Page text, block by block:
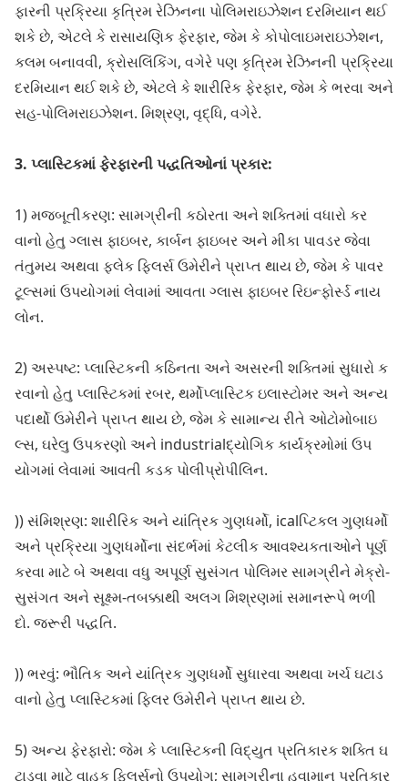
ફારની પ્રક્રિયા કૃત્રિમ રેઝિનના પોલિમરાઇઝેશન દરમિયાન થઈ
શકે છે, એટલે કે રાસાયણિક ફેરફાર, જેમ કે કોપોલાઇમરાઇઝેશન,
કલમ બનાવવી, ક્રોસલિંકિંગ, વગેરે પણ કૃત્રિમ રેઝિનની પ્રક્રિયા
દરમિયાન થઈ શકે છે, એટલે કે શારીરિક ફેરફાર, જેમ કે ભરવા અને
સહ-પોલિમરાઇઝેશન. મિશ્રણ, વૃદ્ધિ, વગેરે.
3. પ્લાસ્ટિકમાં ફેરફારની પદ્ધતિઓનાં પ્રકાર:
1) મજબૂતીકરણ: સામગ્રીની કઠોરતા અને શક્તિમાં વધારો કર
વાનો હેતુ ગ્લાસ ફાઇબર, કાર્બન ફાઇબર અને મીકા પાવડર જેવા
તંતુમય અથવા ફ્લેક ફિલર્સ ઉમેરીને પ્રાપ્ત થાય છે, જેમ કે પાવર
ટૂલ્સમાં ઉપયોગમાં લેવામાં આવતા ગ્લાસ ફાઇબર રિઇન્ફોર્સ્ડ નાય
લોન.
2) અસ્પષ્ટ: પ્લાસ્ટિકની કઠિનતા અને અસરની શક્તિમાં સુધારો ક
રવાનો હેતુ પ્લાસ્ટિકમાં રબર, થર્મોપ્લાસ્ટિક ઇલાસ્ટોમર અને અન્ય
પદાર્થો ઉમેરીને પ્રાપ્ત થાય છે, જેમ કે સામાન્ય રીતે ઓટોમોબાઇ
લ્સ, ઘરેલુ ઉપકરણો અને industrialદ્યોગિક કાર્યક્રમોમાં ઉપ
યોગમાં લેવામાં આવતી કડક પોલીપ્રોપીલિન.
)) સંમિશ્રણ: શારીરિક અને યાંત્રિક ગુણધર્મો, icalપ્ટિકલ ગુણધર્મો
અને પ્રક્રિયા ગુણધર્મોના સંદર્ભમાં કેટલીક આવશ્યકતાઓને પૂર્ણ
કરવા માટે બે અથવા વધુ અપૂર્ણ સુસંગત પોલિમર સામગ્રીને મેક્રો-
સુસંગત અને સૂક્ષ્મ-તબક્કાથી અલગ મિશ્રણમાં સમાનરૂપે ભળી
દો. જરૂરી પદ્ધતિ.
)) ભરવું: ભૌતિક અને યાંત્રિક ગુણધર્મો સુધારવા અથવા ખર્ચ ઘટાડ
વાનો હેતુ પ્લાસ્ટિકમાં ફિલર ઉમેરીને પ્રાપ્ત થાય છે.
5) અન્ય ફેરફારો: જેમ કે પ્લાસ્ટિકની વિદ્યુત પ્રતિકારક શક્તિ ઘ
ટાડવા માટે વાહક ફિલર્સનો ઉપયોગ; સામગ્રીના હવામાન પ્રતિકાર